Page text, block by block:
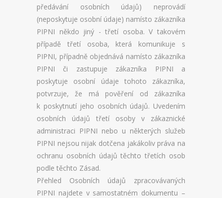
předávání osobních údajů) neprovádí
(neposkytuje osobní údaje) namísto zákazníka
PIPNI někdo jiný - třetí osoba. V takovém
případě třetí osoba, která komunikuje s
PIPNI, případně objednává namísto zákazníka
PIPNI či zastupuje zákazníka PIPNI a
poskytuje osobní údaje tohoto zákazníka,
potvrzuje, že má pověření od zákazníka
k poskytnutí jeho osobních údajů. Uvedením
osobních údajů třetí osoby v zákaznické
administraci PIPNI nebo u některých služeb
PIPNI nejsou nijak dotčena jakákoliv práva na
ochranu osobních údajů těchto třetích osob
podle těchto Zásad.
Přehled Osobních údajů zpracovávaných
PIPNI najdete v samostatném dokumentu –